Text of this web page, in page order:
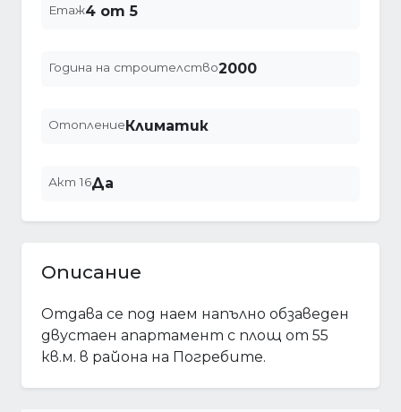
Етаж4 от 5
Година на строителство2000
ОтоплениеКлиматик
Акт 16Да
Описание
Отдава се под наем напълно обзаведен
двустаен апартамент с площ от 55
кв.м. в района на Погребите.